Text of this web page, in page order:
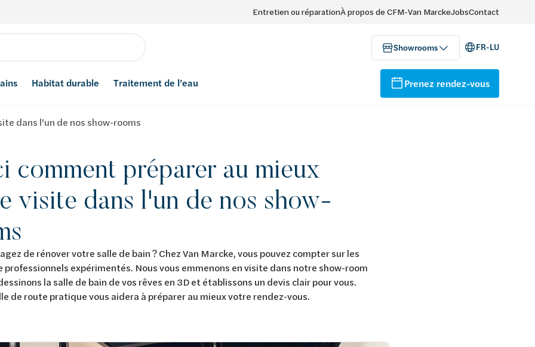
Entretien ou réparationÀ propos de CFM-Van MarckeJobsContact
Showrooms FR-LU
Habitat durable Traitement de l’eau Prenez rendez-vous
dans l'un de nos show-rooms
comment préparer au mieux
visite dans l'un de nos show-
de rénover votre salle de bain ? Chez Van Marcke, vous pouvez compter sur les
professionnels expérimentés. Nous vous emmenons en visite dans notre show-room
la salle de bain de vos rêves en 3D et établissons un devis clair pour vous.
de route pratique vous aidera à préparer au mieux votre rendez-vous.